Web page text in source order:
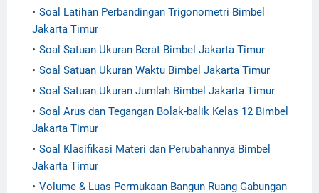
Soal Latihan Perbandingan Trigonometri Bimbel
Jakarta Timur
Soal Satuan Ukuran Berat Bimbel Jakarta Timur
Soal Satuan Ukuran Waktu Bimbel Jakarta Timur
Soal Satuan Ukuran Jumlah Bimbel Jakarta Timur
Soal Arus dan Tegangan Bolak-balik Kelas 12 Bimbel
Jakarta Timur
Soal Klasifikasi Materi dan Perubahannya Bimbel
Jakarta Timur
Volume & Luas Permukaan Bangun Ruang Gabungan